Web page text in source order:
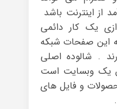
از اینترنت باشد
یک کار دائمی
صفحات شبکه
. شالوده اصلی
یک وبسایت است
و فایل های